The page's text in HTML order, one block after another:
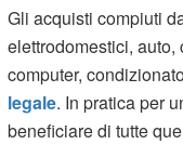
Gli acquisti compiuti
elettrodomestici,
computer,
legale. In pratica per
beneficiare di tutte